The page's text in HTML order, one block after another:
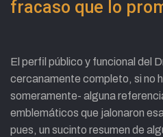
fracaso que lo
El perfil público y funcional del
cercanamente completo, si no
someramente- alguna
emblemáticos que jalonaron
pues, un sucinto resumen de